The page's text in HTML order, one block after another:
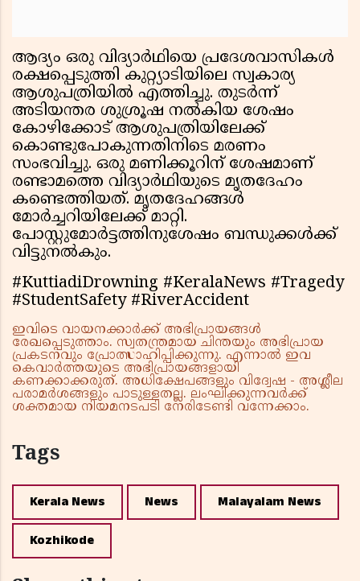
ആദ്യം ഒരു വിദ്യാര്‍ഥിയെ പ്രദേശവാസികള്‍
രക്ഷപ്പെടുത്തി കുറ്റ്യാടിയിലെ സ്വകാര്യ
ആശുപത്രിയില്‍ എത്തിച്ചു. തുടര്‍ന്ന്
അടിയന്തര ശുശ്രൂഷ നല്‍കിയ ശേഷം
കോഴിക്കോട് ആശുപത്രിയിലേക്ക്
കൊണ്ടുപോകുന്നതിനിടെ മരണം
സംഭവിച്ചു. ഒരു മണിക്കൂറിന് ശേഷമാണ്
രണ്ടാമത്തെ വിദ്യാര്‍ഥിയുടെ മൃതദേഹം
കണ്ടെത്തിയത്. മൃതദേഹങ്ങള്‍
മോര്‍ച്ചറിയിലേക്ക് മാറ്റി.
പോസ്റ്റുമോര്‍ട്ടത്തിനുശേഷം ബന്ധുക്കള്‍ക്ക്
വിട്ടുനല്‍കും.
#KuttiadiDrowning #KeralaNews #Tragedy
#StudentSafety #RiverAccident
ഇവിടെ വായനക്കാർക്ക് അഭിപ്രായങ്ങൾ
രേഖപ്പെടുത്താം. സ്വതന്ത്രമായ ചിന്തയും അഭിപ്രായ
പ്രകടനവും പ്രോത്സാഹിപ്പിക്കുന്നു. എന്നാൽ ഇവ
കെവാർത്തയുടെ അഭിപ്രായങ്ങളായി
കണക്കാക്കരുത്. അധിക്ഷേപങ്ങളും വിദ്വേഷ - അശ്ലീല
പരാമർശങ്ങളും പാടുള്ളതല്ല. ലംഘിക്കുന്നവർക്ക്
ശക്തമായ നിയമനടപടി നേരിടേണ്ടി വന്നേക്കാം.
Tags
Kerala News News Malayalam News
Kozhikode